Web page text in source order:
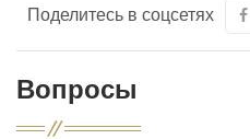
Поделитесь в соцсетях
Вопросы